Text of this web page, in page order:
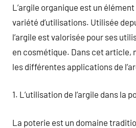
L’argile organique est un
variété d’utilisations. Utilisée
l’argile est valorisée pour ses
en cosmétique. Dans cet article,
les différentes applications de
1. L’utilisation de l’argile dans la
La poterie est un domaine